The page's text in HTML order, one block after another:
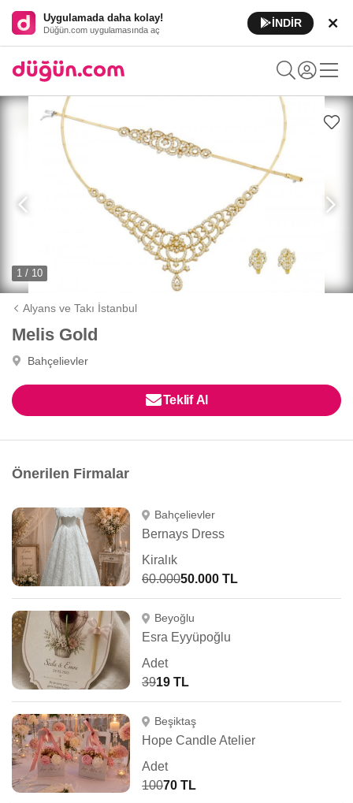
Uygulamada daha kolay!
Düğün.com uygulamasında aç
İNDİR
1 / 10
Alyans ve Takı İstanbul
Melis Gold
Bahçelievler
Teklif Al
Önerilen Firmalar
Bahçelievler
Bernays Dress
Kiralık
60.00050.000 TL
Beyoğlu
Esra Eyyüpoğlu
Adet
3919 TL
Beşiktaş
Hope Candle Atelier
Adet
10070 TL